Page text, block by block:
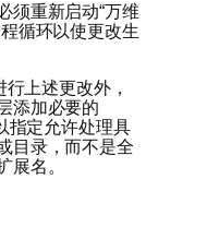
须重新启动“万维
循环以使更改生
上述更改外，
添加必要的
指定允许处理具
目录，而不是全
展名。